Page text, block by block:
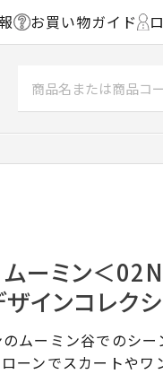
お買い物ガイド
ムーミン＜
インコレク
ムーミン谷でのシ
ーンでスカートやワ